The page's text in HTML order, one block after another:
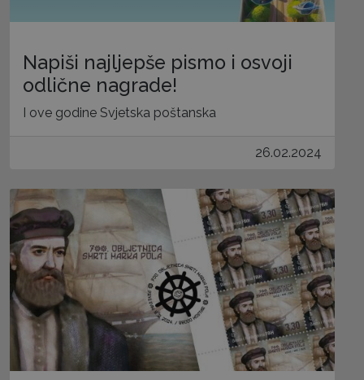
Napiši najljepše pismo i osvoji
odlične nagrade!
I ove godine Svjetska poštanska
26.02.2024